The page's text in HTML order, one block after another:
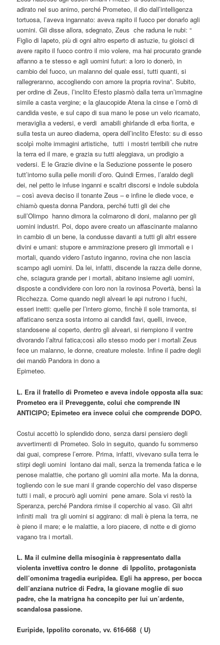
adirato nel suo animo, perché Prometeo, il dio dall’intelligenza
tortuosa, l’aveva ingannato: aveva rapito il fuoco per donarlo agli
uomini. Gli disse allora, sdegnato, Zeus che raduna le nubi: “
Figlio di Iapeto, più di ogni altro esperto di astuzie, tu gioisci di
avere rapito il fuoco contro il mio volere, ma hai procurato grande
affanno a te stesso e agli uomini futuri: a loro io donerò, in
cambio del fuoco, un malanno del quale essi, tutti quanti, si
rallegreranno, accogliendo con amore la propria rovina”. Subito,
per ordine di Zeus, l’inclito Efesto plasmò dalla terra un’immagine
simile a casta vergine; e la glaucopide Atena la cinse e l’ornò di
candida veste, e sul capo di sua mano le pose un velo ricamato,
meraviglia a vedersi, e verdi amabili ghirlande di erba fiorita, e
sulla testa un aureo diadema, opera dell’inclito Efesto: su di esso
scolpì molte immagini artistiche, tutti i mostri terribili che nutre
la terra ed il mare, e grazia su tutti aleggiava, un prodigio a
vedersi. E le Grazie divine e la Seduzione possente le posero
tutt’intorno sulla pelle monili d’oro. Quindi Ermes, l’araldo degli
dei, nel petto le infuse inganni e scaltri discorsi e indole subdola
– così aveva deciso il tonante Zeus – e infine le diede voce, e
chiamò questa donna Pandora, perché tutti gli dei che
sull’Olimpo hanno dimora la colmarono di doni, malanno per gli
uomini industri. Poi, dopo avere creato un affascinante malanno
in cambio di un bene, la condusse davanti a tutti gli altri essere
divini e umani: stupore e ammirazione presero gli immortali e i
mortali, quando videro l’astuto inganno, rovina che non lascia
scampo agli uomini. Da lei, infatti, discende la razza delle donne,
che, sciagura grande per i mortali, abitano insieme agli uomini,
disposte a condividere con loro non la rovinosa Povertà, bensì la
Ricchezza. Come quando negli alveari le api nutrono i fuchi,
esseri inetti: quelle per l’intero giorno, finchè il sole tramonta, si
affaticano senza sosta intorno ai candidi favi, quelli, invece,
standosene al coperto, dentro gli alveari, si riempiono il ventre
divorando l’altrui fatica;così allo stesso modo per i mortali Zeus
fece un malanno, le donne, creature moleste. Infine il padre degli
dei mandò Pandora in dono a
Epimeteo.
L. Era il fratello di Prometeo e aveva indole opposta alla sua:
Prometeo era il Preveggente, colui che comprende IN
ANTICIPO; Epimeteo era invece colui che comprende DOPO.
Costui accettò lo splendido dono, senza darsi pensiero degli
avvertimenti di Prometeo. Solo in seguito, quando fu sommerso
dai guai, comprese l’errore. Prima, infatti, vivevano sulla terra le
stirpi degli uomini lontano dai mali, senza la tremenda fatica e le
penose malattie, che portano gli uomini alla morte. Ma la donna,
togliendo con le sue mani il grande coperchio del vaso disperse
tutti i mali, e procurò agli uomini pene amare. Sola vi restò la
Speranza, perché Pandora rimise il coperchio al vaso. Gli altri
infiniti mali tra gli uomini si aggirano: di mali è piena la terra, ne
è pieno il mare; e le malattie, a loro piacere, di notte e di giorno
vagano tra i mortali.
L. Ma il culmine della misoginia è rappresentato dalla
violenta invettiva contro le donne di Ippolito, protagonista
dell’omonima tragedia euripidea. Egli ha appreso, per bocca
dell’anziana nutrice di Fedra, la giovane moglie di suo
padre, che la matrigna ha concepito per lui un’ardente,
scandalosa passione.
Euripide, Ippolito coronato, vv. 616-668 ( U)